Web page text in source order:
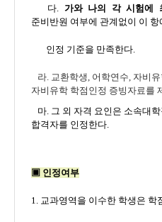
다. 가와 나의 각 시험에
준비반원 여부에 관계없이 이 항
인정 기준을 만족한다.
라. 교환학생, 어학연수, 자비
자비유학 학점인정 증빙자료를
마. 그 외 자격 요인은 소속대
합격자를 인정한다.
▣ 인정여부
1. 교과영역을 이수한 학생은 학